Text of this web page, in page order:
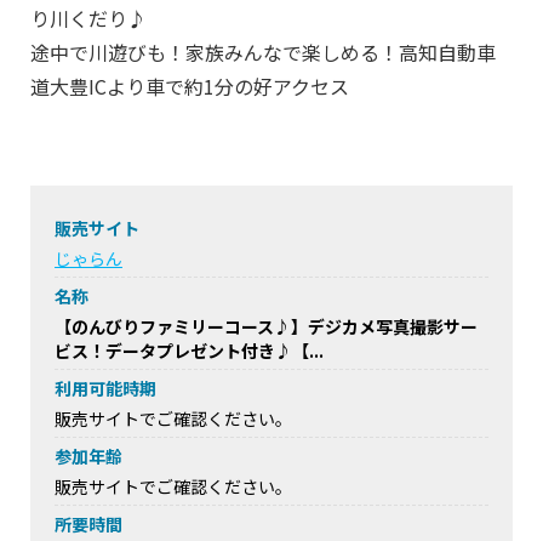
り川くだり♪
途中で川遊びも！家族みんなで楽しめる！高知自動車
道大豊ICより車で約1分の好アクセス
販売サイト
じゃらん
名称
【のんびりファミリーコース♪】デジカメ写真撮影サー
ビス！データプレゼント付き♪【...
利用可能時期
販売サイトでご確認ください。
参加年齢
販売サイトでご確認ください。
所要時間